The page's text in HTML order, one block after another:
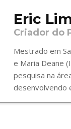
Eric
Criador do
Mestrado em
e Maria Deane
pesquisa na
desenvolvendo